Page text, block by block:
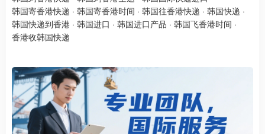
韩国寄香港快递 · 韩国寄香港时间 · 韩国往香港快递 · 韩国快递 ·
韩国快递到香港 · 韩国进口 · 韩国进口产品 · 韩国飞香港时间 ·
香港收韩国快递